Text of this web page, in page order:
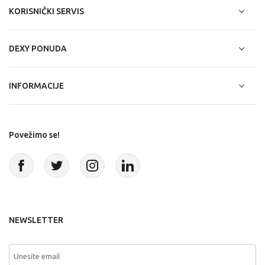
KORISNIČKI SERVIS
DEXY PONUDA
INFORMACIJE
Povežimo se!
NEWSLETTER